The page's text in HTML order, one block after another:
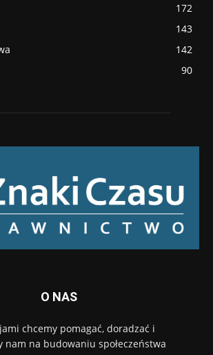
172
143
142
90
O NAS
chcemy pomagać, doradzać i
nam na budowaniu społeczeństwa